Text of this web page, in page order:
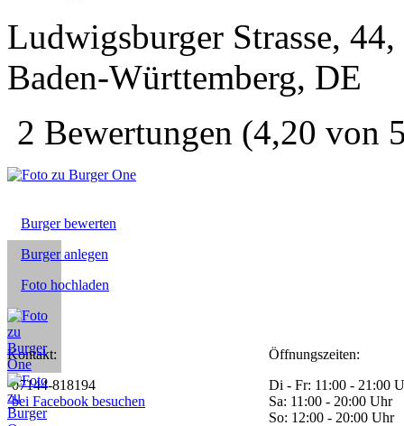
Ludwigsburger Strasse, 44,
Baden-Württemberg, DE
2 Bewertungen (4,20 von
Burger bewerten
Burger anlegen
Foto hochladen
Kontakt:
07144-818194
bei Facebook besuchen
Öffnungszeiten:
Di - Fr: 11:00 - 21:00
Sa: 11:00 - 20:00 Uhr
So: 12:00 - 20:00 Uhr